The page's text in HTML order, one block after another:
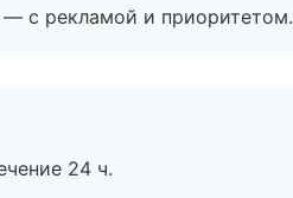
с рекламой и приоритетом.
24 ч.